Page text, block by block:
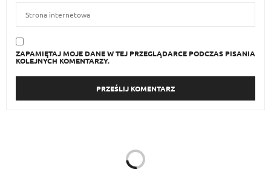
ZAPAMIĘTAJ MOJE DANE W TEJ PRZEGLĄDARCE PODCZAS PISANIA
KOLEJNYCH KOMENTARZY.